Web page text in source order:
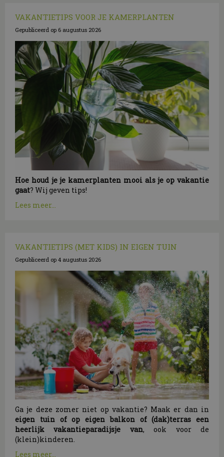
VAKANTIETIPS VOOR JE KAMERPLANTEN
Gepubliceerd op 6 augustus 2026
Hoe houd je je kamerplanten mooi als je op vakantie
gaat? Wij geven tips!
Lees meer...
VAKANTIETIPS (MET KIDS) IN EIGEN TUIN
Gepubliceerd op 4 augustus 2026
Ga je deze zomer niet op vakantie? Maak er dan in
eigen tuin of op eigen balkon of (dak)terras een
heerlijk vakantieparadijsje van, ook voor de
(klein)kinderen.
Lees meer...